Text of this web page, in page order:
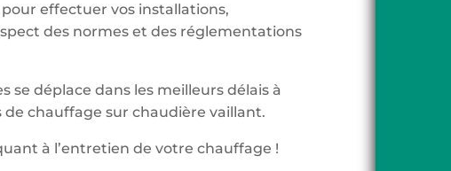
effectuer vos installations,
des normes et des réglementations
se déplace dans les meilleurs délais à
chauffage sur chaudière vaillant.
à l’entretien de votre chauffage !